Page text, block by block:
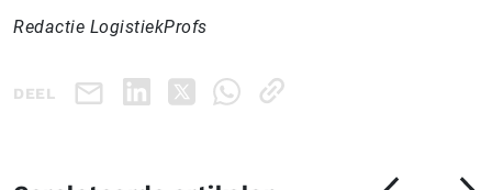
Redactie LogistiekProfs
DEEL